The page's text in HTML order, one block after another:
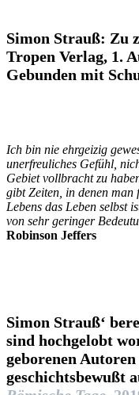
Simon Strauß: Zu
Tropen Verlag, 1.
Gebunden mit
Ich bin nie ehrgeizig
unerfreuliches Gefühl,
Gebiet vollbracht zu
gibt Zeiten, in denen man
Lebens das Leben selbst
von sehr geringer
Robinson Jeffers
Simon Strauß‘
sind hochgelobt
geborenen Autoren
geschichtsbewußt